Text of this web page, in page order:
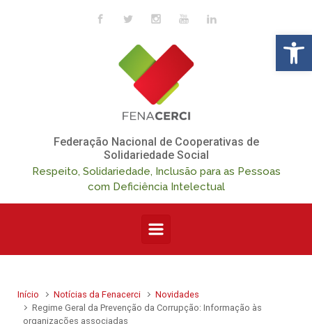
Skip to main content
Federação Nacional de Cooperativas de
Solidariedade Social
Respeito, Solidariedade, Inclusão para as Pessoas
com Deficiência Intelectual
Início Notícias da Fenacerci
Novidades
Regime Geral da Prevenção da Corrupção: Informação às
organizações associadas